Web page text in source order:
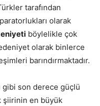
tarafından
olarak
böylelikle çok
olarak binlerce
barındırmaktadır.
gibi son derece güçlü
şiirinin en büyük